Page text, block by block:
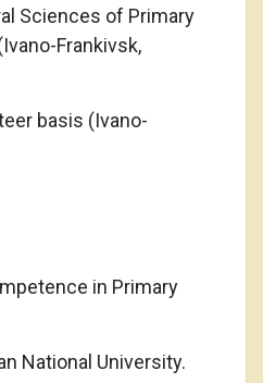
Sciences of Primary
Frankivsk,
basis (Ivano-
in Primary
National University.